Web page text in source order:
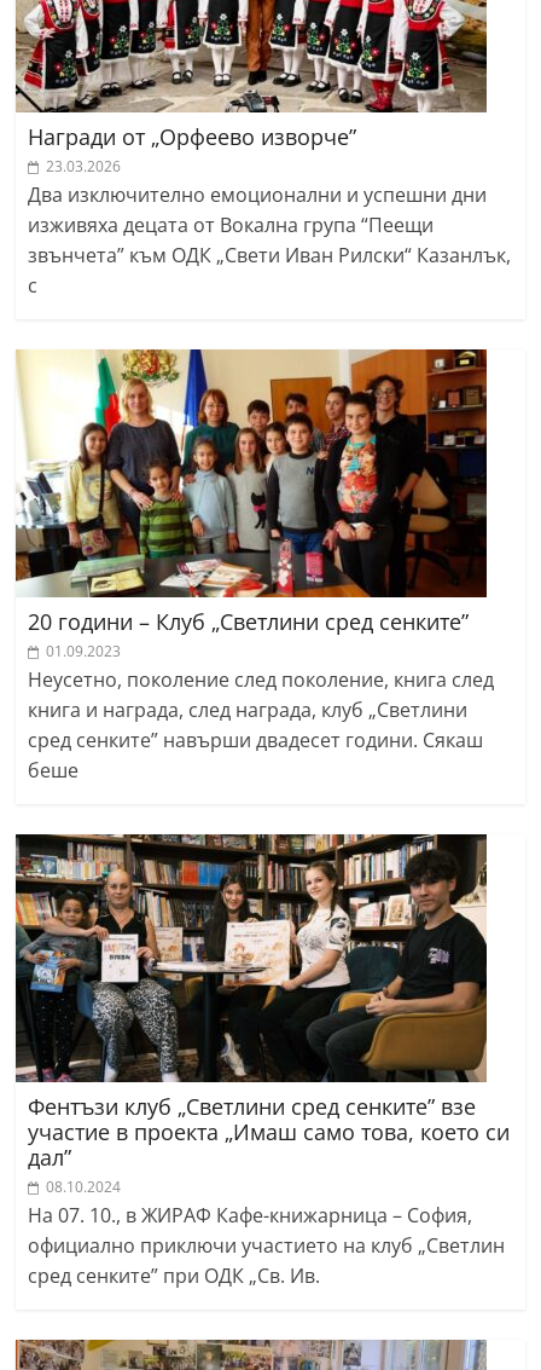
Награди от „Орфеево изворче”
23.03.2026
Два изключително емоционални и успешни дни
изживяха децата от Вокална група “Пеещи
звънчета” към ОДК „Свети Иван Рилски“ Казанлък,
с
20 години – Клуб „Светлини сред сенките”
01.09.2023
Неусетно, поколение след поколение, книга след
книга и награда, след награда, клуб „Светлини
сред сенките” навърши двадесет години. Сякаш
беше
Фентъзи клуб „Светлини сред сенките” взе
участие в проекта „Имаш само това, което си
дал”
08.10.2024
На 07. 10., в ЖИРАФ Кафе-книжарница – София,
официално приключи участието на клуб „Светлин
сред сенките” при ОДК „Св. Ив.